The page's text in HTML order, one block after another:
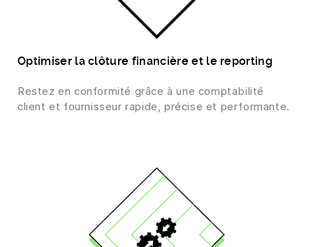
Optimiser la clôture financière et le reporting
Restez en conformité grâce à une comptabilité
client et fournisseur rapide, précise et performante.